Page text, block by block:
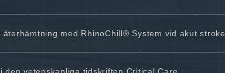
med RhinoChill® System vid akut stroke
den vetenskapliga tidskriften Critical Care